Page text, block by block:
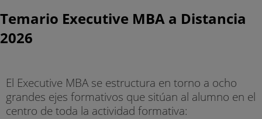
Temario Executive MBA a Distancia
2026
El Executive MBA se estructura en torno a ocho
grandes ejes formativos que sitúan al alumno en el
centro de toda la actividad formativa: